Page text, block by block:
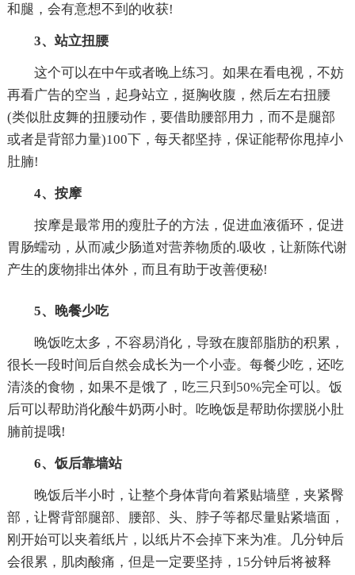
和腿，会有意想不到的收获!
3、站立扭腰
这个可以在中午或者晚上练习。如果在看电视，不妨
再看广告的空当，起身站立，挺胸收腹，然后左右扭腰
(类似肚皮舞的扭腰动作，要借助腰部用力，而不是腿部
或者是背部力量)100下，每天都坚持，保证能帮你甩掉小
肚腩!
4、按摩
按摩是最常用的瘦肚子的方法，促进血液循环，促进
胃肠蠕动，从而减少肠道对营养物质的.吸收，让新陈代谢
产生的废物排出体外，而且有助于改善便秘!
5、晚餐少吃
晚饭吃太多，不容易消化，导致在腹部脂肪的积累，
很长一段时间后自然会成长为一个小壶。每餐少吃，还吃
清淡的食物，如果不是饿了，吃三只到50%完全可以。饭
后可以帮助消化酸牛奶两小时。吃晚饭是帮助你摆脱小肚
腩前提哦!
6、饭后靠墙站
晚饭后半小时，让整个身体背向着紧贴墙壁，夹紧臀
部，让臀背部腿部、腰部、头、脖子等都尽量贴紧墙面，
刚开始可以夹着纸片，以纸片不会掉下来为准。几分钟后
会很累，肌肉酸痛，但是一定要坚持，15分钟后将被释